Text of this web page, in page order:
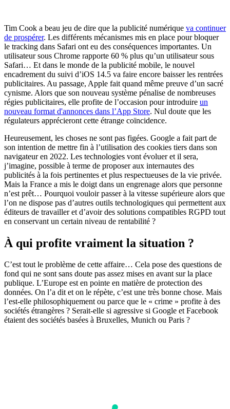
Tim Cook a beau jeu de dire que la publicité numérique va continuer
de prospérer. Les différents mécanismes mis en place pour bloquer
le tracking dans Safari ont eu des conséquences importantes. Un
utilisateur sous Chrome rapporte 60 % plus qu’un utilisateur sous
Safari… Et dans le monde de la publicité mobile, le nouvel
encadrement du suivi d’iOS 14.5 va faire encore baisser les rentrées
publicitaires. Au passage, Apple fait quand même preuve d’un sacré
cynisme. Alors que son nouveau système pénalise de nombreuses
régies publicitaires, elle profite de l’occasion pour introduire un
nouveau format d'annonces dans l’App Store. Nul doute que les
régulateurs apprécieront cette étrange coïncidence.
Heureusement, les choses ne sont pas figées. Google a fait part de
son intention de mettre fin à l’utilisation des cookies tiers dans son
navigateur en 2022. Les technologies vont évoluer et il sera,
j’imagine, possible à terme de proposer aux internautes des
publicités à la fois pertinentes et plus respectueuses de la vie privée.
Mais la France a mis le doigt dans un engrenage alors que personne
n’est prêt… Pourquoi vouloir passer à la vitesse supérieure alors que
l’on ne dispose pas d’autres outils technologiques qui permettent aux
éditeurs de travailler et d’avoir des solutions compatibles RGPD tout
en conservant un certain niveau de rentabilité ?
À qui profite vraiment la situation ?
C’est tout le problème de cette affaire… Cela pose des questions de
fond qui ne sont sans doute pas assez mises en avant sur la place
publique. L’Europe est en pointe en matière de protection des
données. On l’a dit et on le répète, c’est une très bonne chose. Mais
l’est-elle philosophiquement ou parce que le « crime » profite à des
sociétés étrangères ? Serait-elle si agressive si Google et Facebook
étaient des sociétés basées à Bruxelles, Munich ou Paris ?